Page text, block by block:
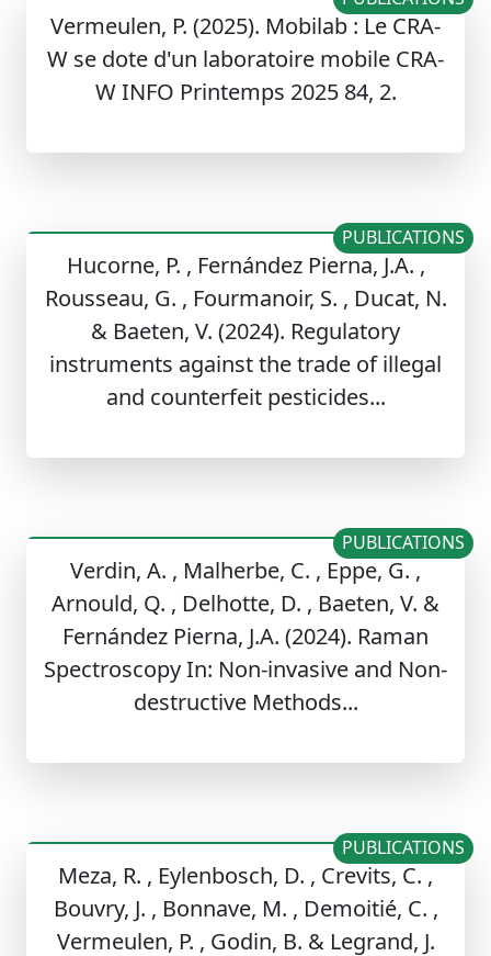
Vermeulen, P. (2025). Mobilab : Le CRA-
W se dote d'un laboratoire mobile CRA-
W INFO Printemps 2025 84, 2.
Hucorne, P. , Fernández Pierna, J.A. ,
Rousseau, G. , Fourmanoir, S. , Ducat, N.
& Baeten, V. (2024). Regulatory
instruments against the trade of illegal
and counterfeit pesticides...
PUBLICATIONS
Verdin, A. , Malherbe, C. , Eppe, G. ,
Arnould, Q. , Delhotte, D. , Baeten, V. &
Fernández Pierna, J.A. (2024). Raman
Spectroscopy In: Non-invasive and Non-
destructive Methods...
PUBLICATIONS
Meza, R. , Eylenbosch, D. , Crevits, C. ,
Bouvry, J. , Bonnave, M. , Demoitié, C. ,
Vermeulen, P. , Godin, B. & Legrand, J.
PUBLICATIONS